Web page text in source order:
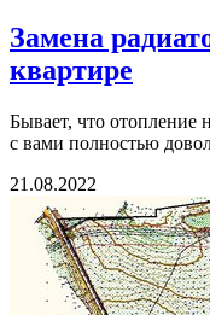
Замена
квартире
Бывает, что отопление
с вами полностью
21.08.2022